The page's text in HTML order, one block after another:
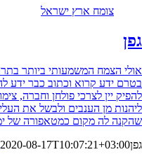
צומח ארץ ישראל
גפן
אולי הצמח המשמעותי ביותר
בטרם ידע קרוא וכתוב כבר ידע
להפיק יין לצרכי פולחן וחברה,
ליהנות מן הענבים ולבשל את
שהקנה לה מקום כמטאפורה של
גפן2020-08-17T10:07:21+03:00